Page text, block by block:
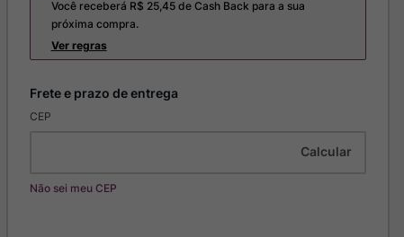
Você receberá R$ 25,45de Cash Back para a sua
próxima compra.
Ver regras
CEP
Não sei meu CEP